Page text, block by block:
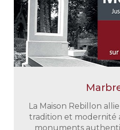
Une prise en
En tout discrétion
vous épaulons
démarches
La Maison Rebillon
tradition et modernité
monuments